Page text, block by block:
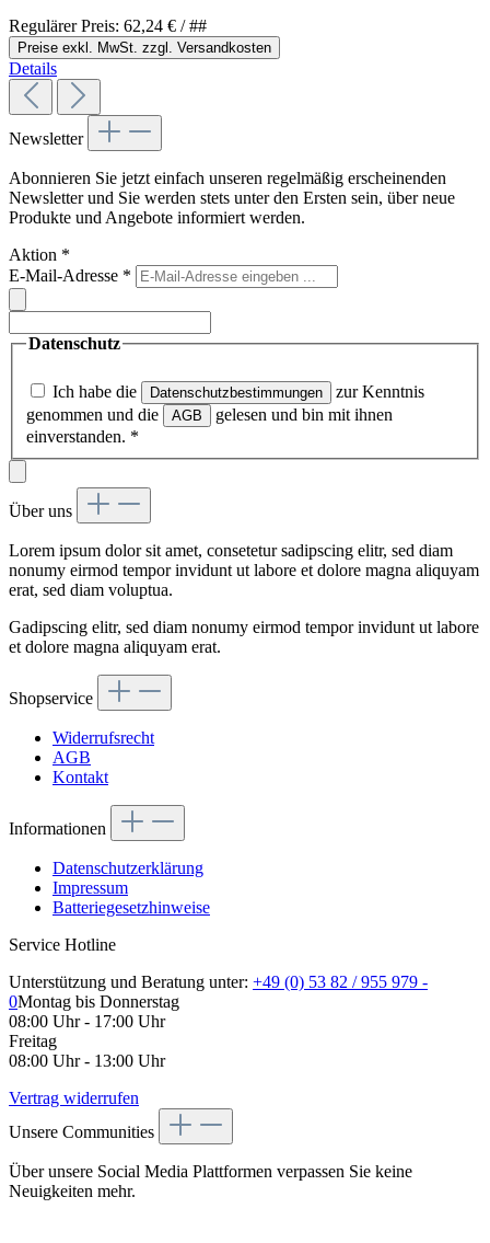
Regulärer Preis: 62,24 € / ##
Preise exkl. MwSt. zzgl. Versandkosten
Details
Newsletter
Abonnieren Sie jetzt einfach unseren regelmäßig erscheinenden
Newsletter und Sie werden stets unter den Ersten sein, über neue
Produkte und Angebote informiert werden.
Aktion *
E-Mail-Adresse *
Datenschutz
Ich habe die Datenschutzbestimmungen
zur Kenntnis
genommen und die
AGB
gelesen und bin mit ihnen
einverstanden. *
Über uns
Lorem ipsum dolor sit amet, consetetur sadipscing elitr, sed diam
nonumy eirmod tempor invidunt ut labore et dolore magna aliquyam
erat, sed diam voluptua.
Gadipscing elitr, sed diam nonumy eirmod tempor invidunt ut labore
et dolore magna aliquyam erat.
Shopservice
Widerrufsrecht
AGB
Kontakt
Informationen
Datenschutzerklärung
Impressum
Batteriegesetzhinweise
Service Hotline
Unterstützung und Beratung unter: +49 (0) 53 82 / 955 979 -
0Montag bis Donnerstag
08:00 Uhr - 17:00 Uhr
Freitag
08:00 Uhr - 13:00 Uhr
Vertrag widerrufen
Unsere Communities
Über unsere Social Media Plattformen verpassen Sie keine
Neuigkeiten mehr.